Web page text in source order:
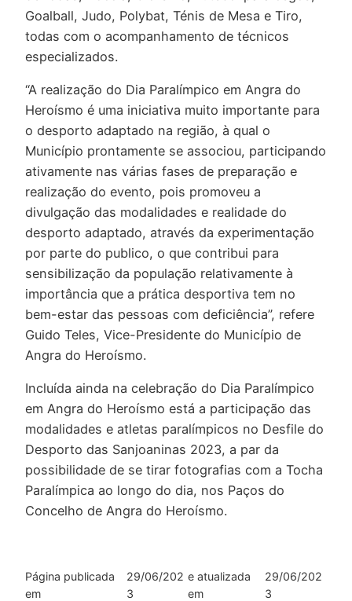
Goalball, Judo, Polybat, Ténis de Mesa e Tiro,
todas com o acompanhamento de técnicos
especializados.
“A realização do Dia Paralímpico em Angra do
Heroísmo é uma iniciativa muito importante para
o desporto adaptado na região, à qual o
Município prontamente se associou, participando
ativamente nas várias fases de preparação e
realização do evento, pois promoveu a
divulgação das modalidades e realidade do
desporto adaptado, através da experimentação
por parte do publico, o que contribui para
sensibilização da população relativamente à
importância que a prática desportiva tem no
bem-estar das pessoas com deficiência”, refere
Guido Teles, Vice-Presidente do Município de
Angra do Heroísmo.
Incluída ainda na celebração do Dia Paralímpico
em Angra do Heroísmo está a participação das
modalidades e atletas paralímpicos no Desfile do
Desporto das Sanjoaninas 2023, a par da
possibilidade de se tirar fotografias com a Tocha
Paralímpica ao longo do dia, nos Paços do
Concelho de Angra do Heroísmo.
Página publicada
em
29/06/202
3
e atualizada
em
29/06/202
3